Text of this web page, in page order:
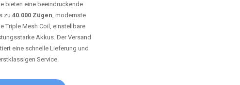
bieten eine beeindruckende
zu 40.000 Zügen, modernste
Triple Mesh Coil, einstellbare
Akkus. Der Versand
eine schnelle Lieferung und
Service.